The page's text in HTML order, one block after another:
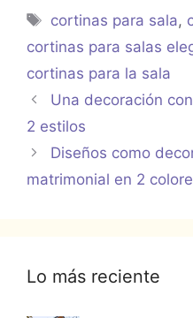
Etiquetas
cortinas para sala,
cortinas para salas
cortinas para la sala
Una decoración
2 estilos
Diseños como
matrimonial en 2
Lo más reciente